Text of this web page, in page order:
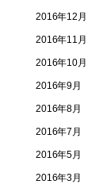
2016年12月
2016年11月
2016年10月
2016年9月
2016年8月
2016年7月
2016年5月
2016年3月